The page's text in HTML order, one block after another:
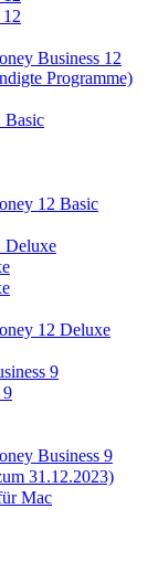
Business 12
Programme)
Basic
12 Basic
Deluxe
12 Deluxe
9
9
Business 9
31.12.2023)
Mac